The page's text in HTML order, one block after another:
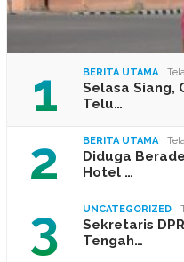
1 BERITA UTAMA
Selasa Siang,
Telu…
2 BERITA UTAMA
Diduga
Hotel …
3 UNCATEGORIZED
Sekretaris
Tengah…